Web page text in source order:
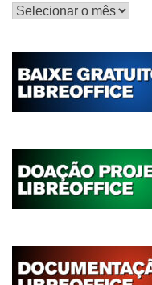
Histórico
postagens